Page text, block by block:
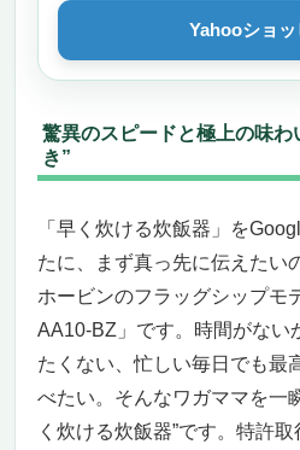
【あなたの暮らしを変
【おすすめできる人
【早く炊ける炊飯器】
の食卓を一瞬でグレー
もう「炊けるまで待つ
く炊ける炊飯器”でご
モード＝“時短”と“健康
迷っている時間がもっ
短革命”を始めよう
Yahooショ
驚異のスピードと極上の味わ
き”
「早く炊ける炊飯器」を
たに、まず真っ先に伝えた
ホービンのフラッグシップモ
AA10-BZ」です。時間がない
たくない、忙しい毎日でも最
べたい。そんなワガママを一
く炊ける炊飯器”です。特許取